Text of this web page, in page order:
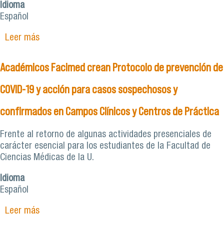
Idioma
Español
Leer mássobre Experto en salud pública llama a reforzar
vacuna contra el COVID-19
Académicos Facimed crean Protocolo de prevención de
COVID-19 y acción para casos sospechosos y
confirmados en Campos Clínicos y Centros de Práctica
Frente al retorno de algunas actividades presenciales de
carácter esencial para los estudiantes de la Facultad de
Ciencias Médicas de la U.
Idioma
Español
Leer mássobre Académicos Facimed crean Protocolo de